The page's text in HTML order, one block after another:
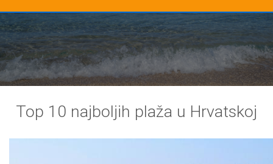
Top 10 najboljih plaža u Hrvatskoj